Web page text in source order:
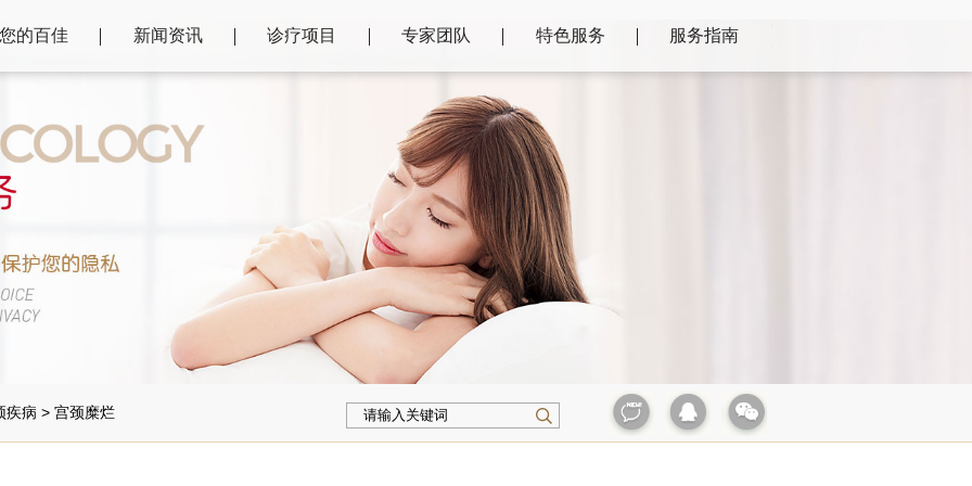
的百佳 新闻资讯 诊疗项目 专家团队 特色服务 服务指南
疾病 > 宫颈糜烂